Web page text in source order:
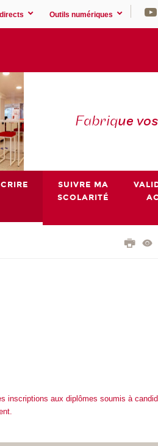
Outils numériques
Fabrique
SUIVRE MA
SCOLARITÉ
inscriptions aux diplômes soumis à